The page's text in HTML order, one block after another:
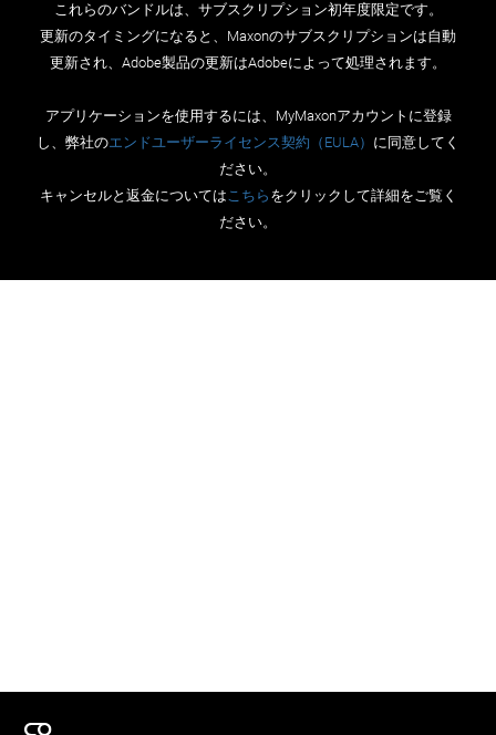
これらのバンドルは、サブスクリプション初年度限定です。
更新のタイミングになると、Maxonのサブスクリプションは自動
更新され、Adobe製品の更新はAdobeによって処理されます。
アプリケーションを使用するには、MyMaxonアカウントに登録
し、弊社のエンドユーザーライセンス契約（EULA） に同意してく
ださい。
キャンセルと返金についてはこちら をクリックして詳細をご覧く
ださい。